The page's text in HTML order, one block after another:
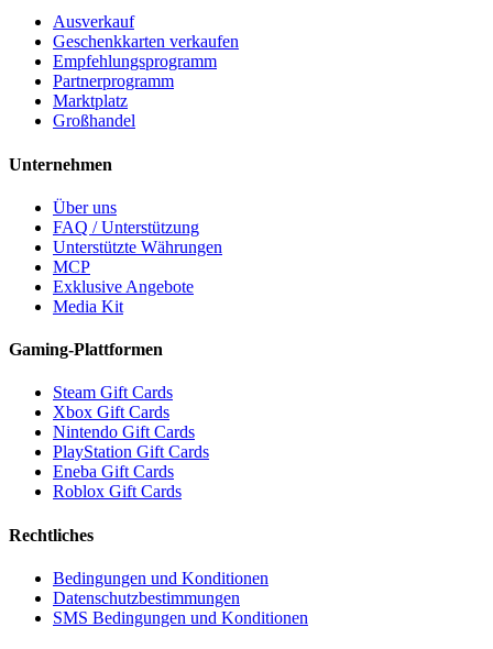
Ausverkauf
Geschenkkarten verkaufen
Empfehlungsprogramm
Partnerprogramm
Marktplatz
Großhandel
Unternehmen
Über uns
FAQ / Unterstützung
Unterstützte Währungen
MCP
Exklusive Angebote
Media Kit
Gaming-Plattformen
Steam Gift Cards
Xbox Gift Cards
Nintendo Gift Cards
PlayStation Gift Cards
Eneba Gift Cards
Roblox Gift Cards
Rechtliches
Bedingungen und Konditionen
Datenschutzbestimmungen
SMS Bedingungen und Konditionen